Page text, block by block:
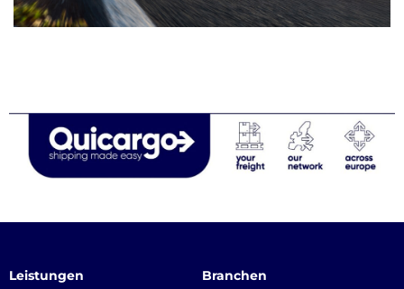
Leistungen
Branchen